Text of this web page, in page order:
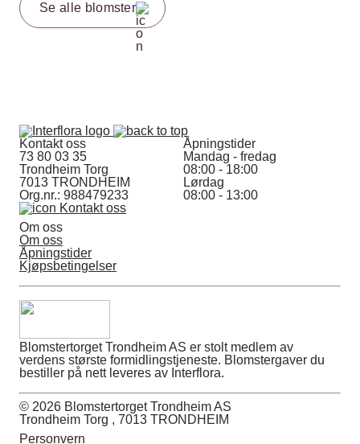
Se alle blomster
Kontakt oss
73 80 03 35
Trondheim Torg
7013 TRONDHEIM
Org.nr.: 988479233
Kontakt oss
Åpningstider
Mandag - fredag
08:00 - 18:00
Lørdag
08:00 - 13:00
Om oss
Om oss
Åpningstider
Kjøpsbetingelser
Blomstertorget Trondheim AS er stolt medlem av
verdens største formidlingstjeneste. Blomstergaver du
bestiller på nett leveres av Interflora.
© 2026 Blomstertorget Trondheim AS
Trondheim Torg , 7013 TRONDHEIM
Personvern